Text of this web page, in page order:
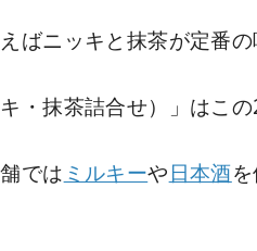
ばニッキと抹茶が定番の
キ・抹茶詰合せ）」はこ
では ミルキーや日本酒